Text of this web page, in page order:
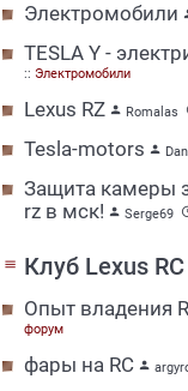
Электромобили
TESLA Y -
:: Электромобили
Lexus RZ  Romalas
Tesla-motors 
Защита камеры
rz в мск!  Serge69
menu Клуб Lexus RC
Опыт владения
форум
фары на RC 